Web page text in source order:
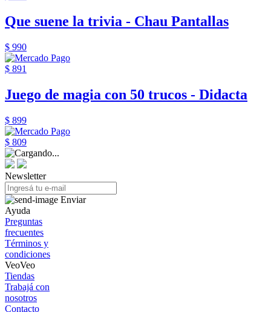
Que suene la trivia - Chau Pantallas
$ 990
$ 891
Juego de magia con 50 trucos - Didacta
$ 899
$ 809
Newsletter
Enviar
Ayuda
Preguntas
frecuentes
Términos y
condiciones
VeoVeo
Tiendas
Trabajá con
nosotros
Contacto